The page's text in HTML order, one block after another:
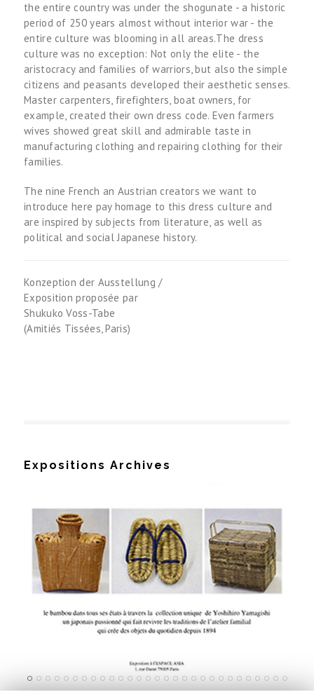
the entire country was under the shogunate - a historic
period of 250 years almost without interior war - the
entire culture was blooming in all areas.The dress
culture was no exception: Not only the elite - the
aristocracy and families of warriors, but also the simple
citizens and peasants developed their aesthetic senses.
Master carpenters, firefighters, boat owners, for
example, created their own dress code. Even farmers
wives showed great skill and admirable taste in
manufacturing clothing and repairing clothing for their
families.
The nine French an Austrian creators we want to
introduce here pay homage to this dress culture and
are inspired by subjects from literature, as well as
political and social Japanese history.
Konzeption der Ausstellung /
Exposition proposée par
Shukuko Voss-Tabe
(Amitiés Tissées, Paris)
Expositions Archives
Le bambou, une histoire japonaise
exposition